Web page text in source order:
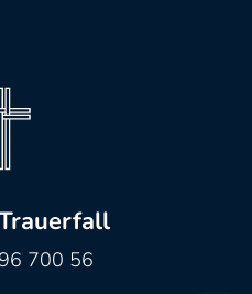
700 56